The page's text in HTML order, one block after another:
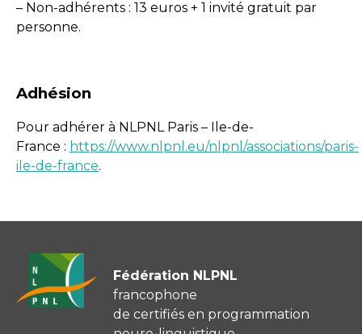
– Non-adhérents : 13 euros + 1 invité gratuit par
personne.
Adhésion
Pour adhérer à NLPNL Paris – Ile-de-
France : https://www.nlpnl.eu/nlpnl/associations/paris-
ile-de-france.
Fédération NLPNL
francophone
de certifiés en programmation